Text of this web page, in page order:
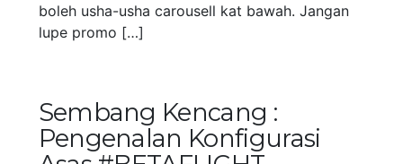
boleh usha-usha carousell kat bawah. Jangan
lupe promo […]
Sembang Kencang :
Pengenalan Konfigurasi